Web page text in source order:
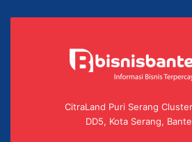
CitraLand Puri Serang
DD5, Kota Serang,